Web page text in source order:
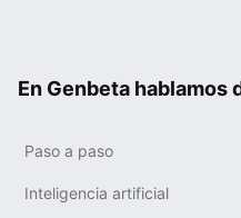
En Genbeta hablamos
Paso a paso
Inteligencia artificial